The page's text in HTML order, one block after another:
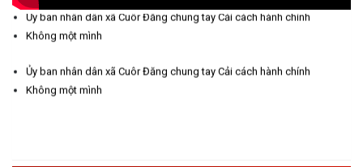
PHÁT ĐỘNG THAM GIA CUỘC THI “ỨNG DỤNG TRÍ TUỆ NHÂN
TẠO VÀO CUỘC SỐNG – AI FOR LIFE 2026” TRÊN ĐỊA BÀN
TỈNH ĐẮK LẮK
Nhiệt liệt chào mừng Ngày Khoa học, Công nghệ và Đổi mới
Ủy ban nhân dân xã Cuôr Đăng chung tay Cải cách hành chính
Không một mình
Ủy ban nhân dân xã Cuôr Đăng chung tay Cải cách hành chính
Không một mình